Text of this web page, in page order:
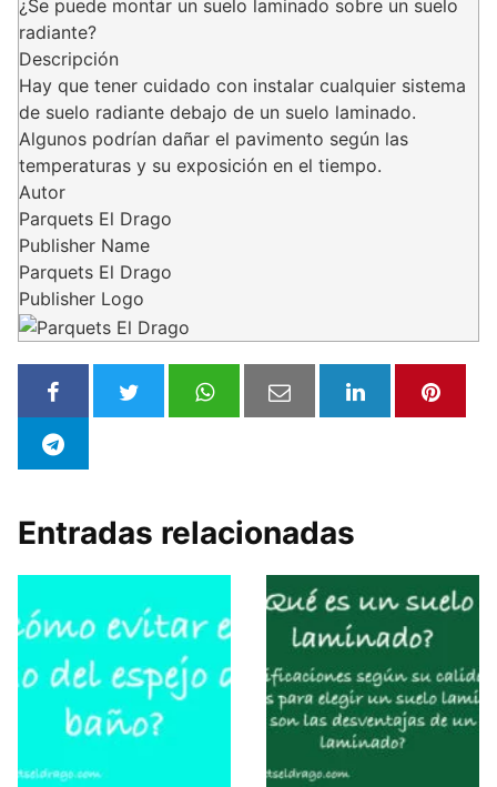
¿Se puede montar un suelo laminado sobre un suelo
radiante?
Descripción
Hay que tener cuidado con instalar cualquier sistema
de suelo radiante debajo de un suelo laminado.
Algunos podrían dañar el pavimento según las
temperaturas y su exposición en el tiempo.
Autor
Parquets El Drago
Publisher Name
Parquets El Drago
Publisher Logo
Entradas relacionadas